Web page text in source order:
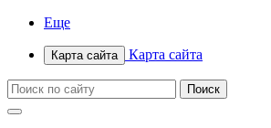
Еще
Карта сайта Карта сайта